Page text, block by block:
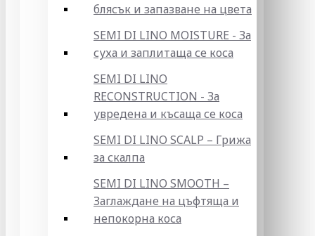
блясък и запазване на цвета
SEMI DI LINO MOISTURE - За
суха и заплитаща се коса
SEMI DI LINO
RECONSTRUCTION - За
увредена и късаща се коса
SEMI DI LINO SCALP – Грижа
за скалпа
SEMI DI LINO SMOOTH –
Заглаждане на цъфтяща и
непокорна коса